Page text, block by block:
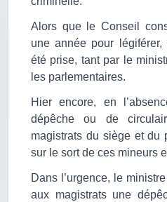
Alors que le Conseil
une année pour légiférer,
été prise, tant par le
les parlementaires.
Hier encore, en
dépêche ou de
magistrats du siège et du
sur le sort de ces mineurs
Dans l’urgence, le
aux magistrats une